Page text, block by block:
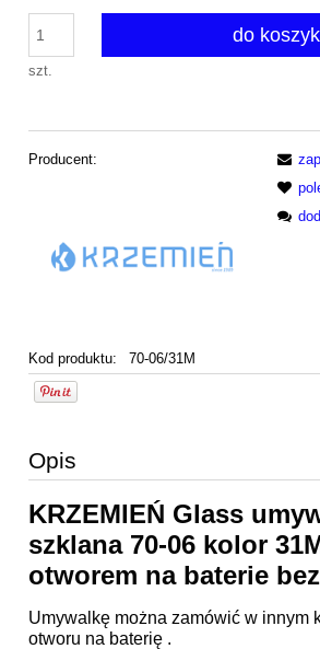
szt.
do
Producent:
Kod produktu: 70-06/31M
Opis
KRZEMIEŃ Glass
szklana 70-06 kolor
otworem na baterie
Umywalkę można zamówić w innym
otworu na baterię .